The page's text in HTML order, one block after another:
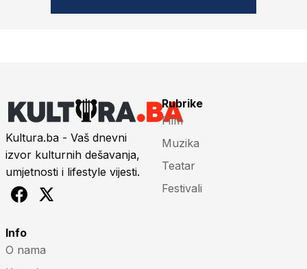
Kultura.ba - Vaš dnevni
izvor kulturnih dešavanja,
umjetnosti i lifestyle vijesti.
Rubrike
Film
Muzika
Teatar
Festivali
Info
O nama